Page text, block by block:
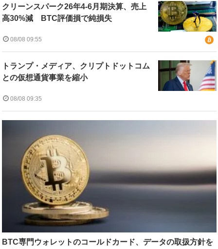
クリーンスパーク26年4-6月期決算、売上
高30%減 BTC評価損で純損失
08/08 09:55
トランプ・メディア、クリプトドットコム
との仮想通貨事業を縮小
08/08 09:35
BTC専門ウォレットのコールドカード、データの取扱方針を